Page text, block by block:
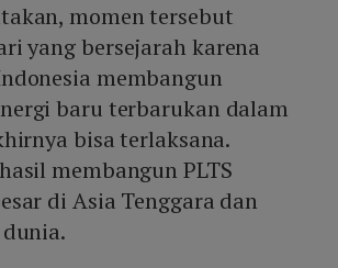
momen tersebut
yang bersejarah karena
membangun
baru terbarukan dalam
bisa terlaksana.
membangun PLTS
di Asia Tenggara dan